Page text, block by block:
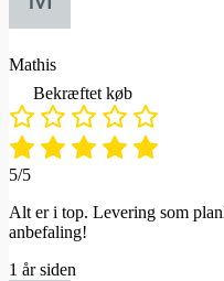
Mathis
Bekræftet køb
5/5
Alt er i top. Levering som
anbefaling!
1 år siden